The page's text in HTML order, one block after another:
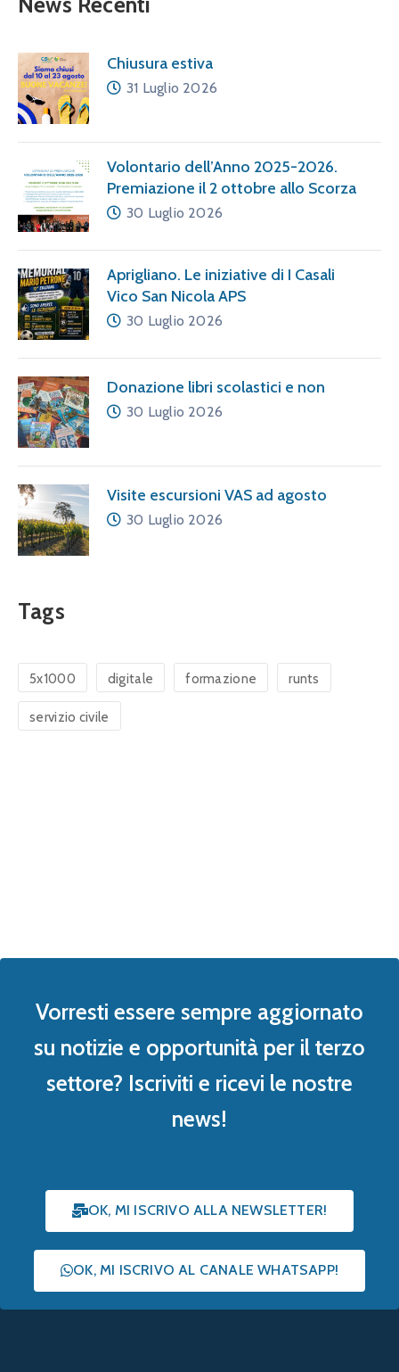
Chiusura estiva
31 Luglio 2026
Volontario dell’Anno 2025-2026.
Premiazione il 2 ottobre allo Scorza
30 Luglio 2026
Aprigliano. Le iniziative di I Casali
Vico San Nicola APS
30 Luglio 2026
Donazione libri scolastici e non
30 Luglio 2026
Visite escursioni VAS ad agosto
30 Luglio 2026
Tags
5x1000 digitale formazione runts
servizio civile
Vorresti essere sempre aggiornato
su notizie e opportunità per il terzo
settore? Iscriviti e ricevi le nostre
news!
OK, MI ISCRIVO ALLA NEWSLETTER!
OK, MI ISCRIVO AL CANALE WHATSAPP!